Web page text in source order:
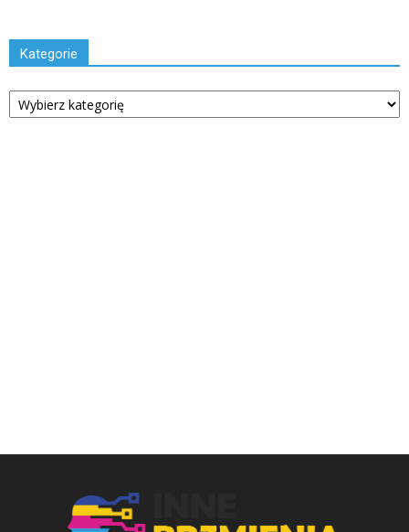
Kategorie
Kategorie